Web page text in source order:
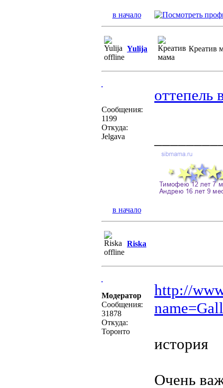
в начало
Yulija Креатив
Сообщения:
1199
Откуда:
Jelgava
оттепель
в начало
Riska
Модератор
Сообщения:
31878
Откуда:
Торонто
http://
история
Очень